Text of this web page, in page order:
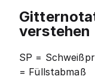
verstehen
SP =
= Füllstabmaß